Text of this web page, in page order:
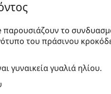
παρουσιάζουν το
του πράσινου
γυναικεία γυαλιά ηλίου.